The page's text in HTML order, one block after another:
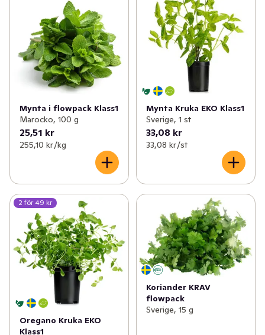
Mynta i flowpack Klass1
Marocko, 100 g
25,51 kr
255,10 kr /kg
Mynta Kruka EKO Klass1
Sverige, 1 st
33,08 kr
33,08 kr /st
2 för 49 kr
Oregano Kruka EKO
Klass1
Koriander KRAV
flowpack
Sverige, 15 g